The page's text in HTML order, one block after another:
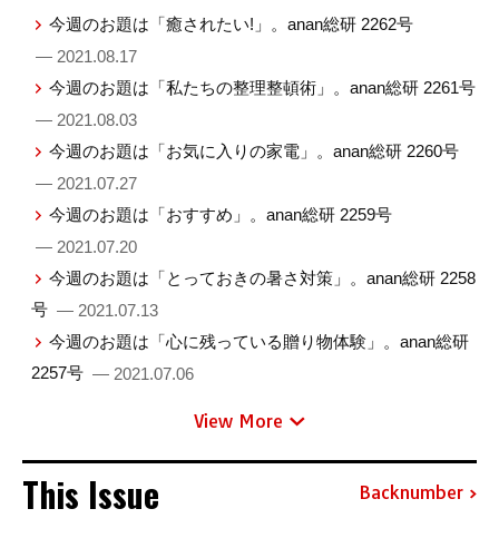
今週のお題は「癒されたい!」。anan総研 2262号
— 2021.08.17
今週のお題は「私たちの整理整頓術」。anan総研 2261号
— 2021.08.03
今週のお題は「お気に入りの家電」。anan総研 2260号
— 2021.07.27
今週のお題は「おすすめ」。anan総研 2259号
— 2021.07.20
今週のお題は「とっておきの暑さ対策」。anan総研 2258
号 — 2021.07.13
今週のお題は「心に残っている贈り物体験」。anan総研
2257号 — 2021.07.06
View More
This Issue Backnumber